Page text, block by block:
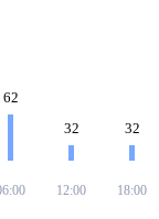
62
32
12:00
32
18:00